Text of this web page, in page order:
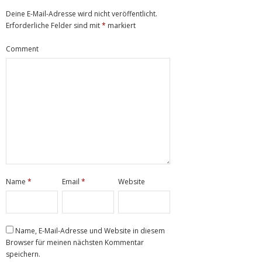
Deine E-Mail-Adresse wird nicht veröffentlicht.
Erforderliche Felder sind mit* markiert
Comment
Name * Email* Website
Name, E-Mail-Adresse und Website in diesem
Browser für meinen nächsten Kommentar
speichern.